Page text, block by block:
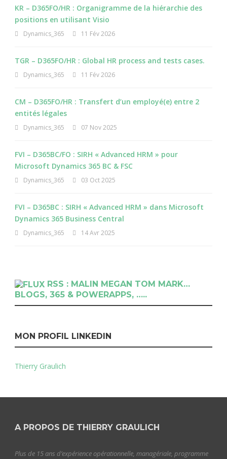
KR – D365FO/HR : Organigramme de la hiérarchie des
positions en utilisant Visio
Dynamics_365 11 Fév 2026
TGR – D365FO/HR : Global HR process and tests cases.
Dynamics_365 11 Fév 2026
CM – D365FO/HR : Transfert d’un employé(e) entre 2
entités légales
Dynamics_365 07 Nov 2025
FVI – D365BC/FO : SIRH « Advanced HRM » pour
Microsoft Dynamics 365 BC & FSC
Dynamics_365 03 Oct 2025
FVI – D365BC : SIRH « Advanced HRM » dans Microsoft
Dynamics 365 Business Central
Dynamics_365 14 Avr 2025
RSS : MALIN MEGAN TOM MARK…
BLOGS, 365 & POWERAPPS, …..
MON PROFIL LINKEDIN
Thierry Graulich
A PROPOS DE THIERRY GRAULICH
Plus de 15 ans d’expérience opérationnelle, managériale, programme